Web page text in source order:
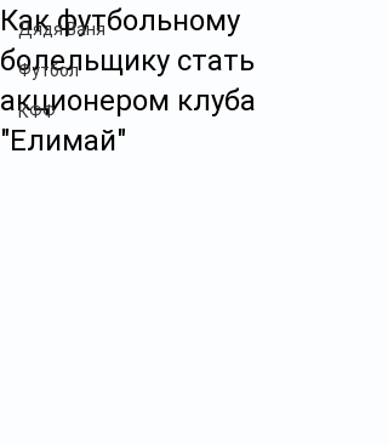
Дядя Ваня
Футбол
КФФ
Как футбольному
болельщику стать
акционером клуба
"Елимай"